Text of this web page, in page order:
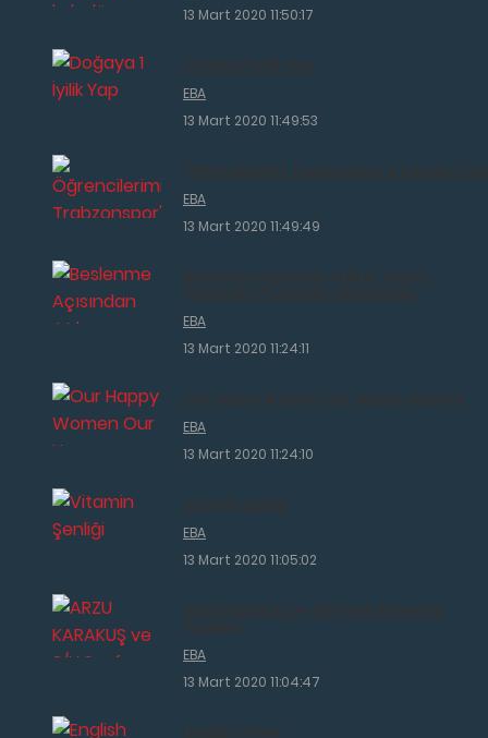
13 Mart 2020 11:50:17
EBA
13 Mart 2020 11:49:53
EBA
13 Mart 2020 11:49:49
EBA
13 Mart 2020 11:24:11
EBA
13 Mart 2020 11:24:10
EBA
13 Mart 2020 11:05:02
EBA
13 Mart 2020 11:04:47